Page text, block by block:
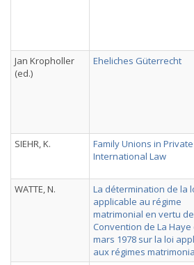
Jan Kropholler
(ed.)
Eheliches Güterrecht
SIEHR, K.
Family Unions in Private
International Law
WATTE, N.
La détermination de la
applicable au régime
matrimonial en vertu
Convention de La Haye
mars 1978 sur la loi
aux régimes